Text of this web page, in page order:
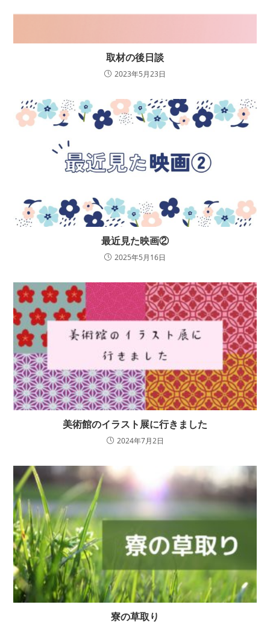
取材の後日談
2023年5月23日
最近見た映画②
2025年5月16日
美術館のイラスト展に行きました
2024年7月2日
寮の草取り